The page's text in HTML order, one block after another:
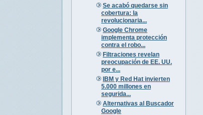
Se acabó quedarse sin
cobertura: la
revolucionaria...
Google Chrome
implementa protección
contra el robo...
Filtraciones revelan
preocupación de EE. UU.
por e...
IBM y Red Hat invierten
5.000 millones en
segurida...
Alternativas al Buscador
Google